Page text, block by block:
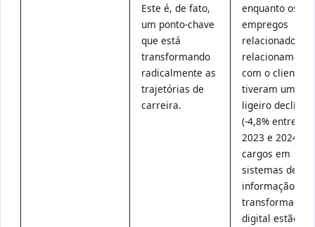
Este é, de fato,
um ponto-chave
que está
transformando
radicalmente as
trajetórias de
carreira.
enquanto os
empregos
relacionados ao
relacionamento
com o cliente
tiveram um
ligeiro declínio
(-4,8% entre
2023 e 2024),
cargos em
sistemas de
informação e
transformação
digital estão